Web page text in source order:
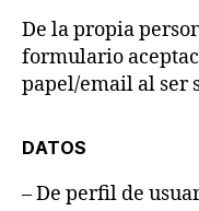
De la propia
formulario
papel/email al ser
DATOS
– De perfil de